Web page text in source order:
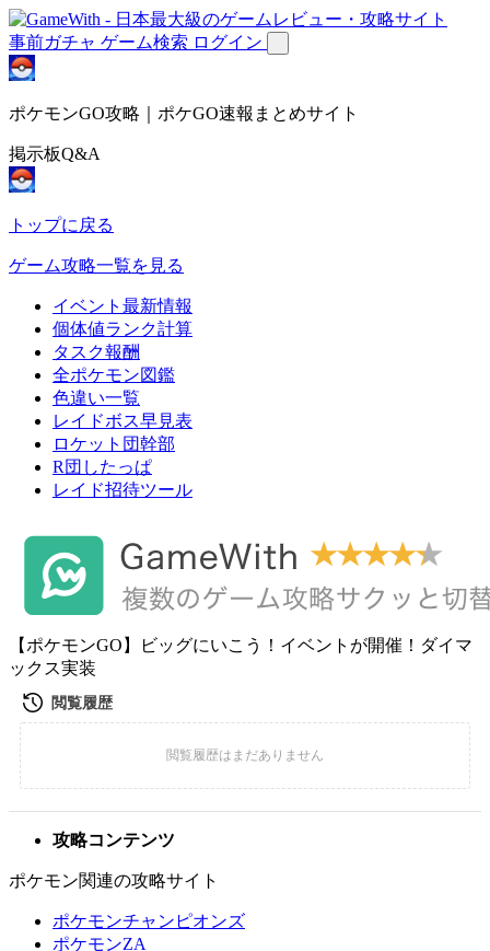
事前ガチャ ゲーム検索 ログイン
ポケモンGO攻略｜ポケGO速報まとめサイト
掲示板Q&A
トップに戻る
ゲーム攻略一覧を見る
イベント最新情報
個体値ランク計算
タスク報酬
全ポケモン図鑑
色違い一覧
レイドボス早見表
ロケット団幹部
R団したっぱ
レイド招待ツール
【ポケモンGO】ビッグにいこう！イベントが開催！ダイマ
ックス実装
攻略コンテンツ
ポケモン関連の攻略サイト
ポケモンチャンピオンズ
ポケモンZA